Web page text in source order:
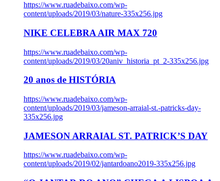
https://www.ruadebaixo.com/wp-
content/uploads/2019/03/nature-335x256.jpg
NIKE CELEBRA AIR MAX 720
https://www.ruadebaixo.com/wp-
content/uploads/2019/03/20aniv_historia_pt_2-335x256.jpg
20 anos de HISTÓRIA
https://www.ruadebaixo.com/wp-
content/uploads/2019/03/jameson-arraial-st.-patricks-day-
335x256.jpg
JAMESON ARRAIAL ST. PATRICK’S DAY
https://www.ruadebaixo.com/wp-
content/uploads/2019/02/jantardoano2019-335x256.jpg